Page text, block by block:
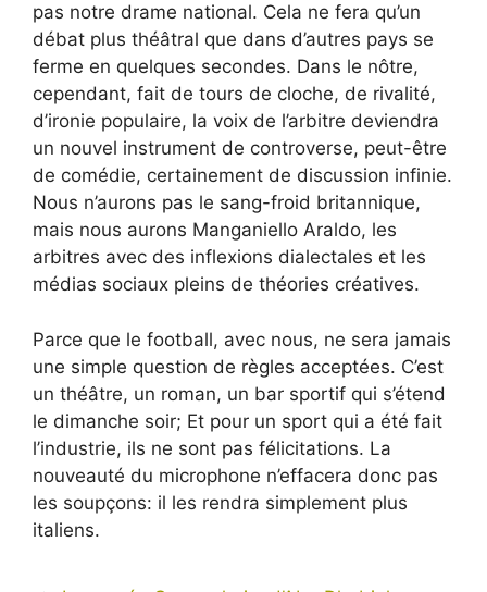
pas notre drame national. Cela ne fera qu’un
débat plus théâtral que dans d’autres pays se
ferme en quelques secondes. Dans le nôtre,
cependant, fait de tours de cloche, de rivalité,
d’ironie populaire, la voix de l’arbitre deviendra
un nouvel instrument de controverse, peut-être
de comédie, certainement de discussion infinie.
Nous n’aurons pas le sang-froid britannique,
mais nous aurons Manganiello Araldo, les
arbitres avec des inflexions dialectales et les
médias sociaux pleins de théories créatives.
Parce que le football, avec nous, ne sera jamais
une simple question de règles acceptées. C’est
un théâtre, un roman, un bar sportif qui s’étend
le dimanche soir; Et pour un sport qui a été fait
l’industrie, ils ne sont pas félicitations. La
nouveauté du microphone n’effacera donc pas
les soupçons: il les rendra simplement plus
italiens.